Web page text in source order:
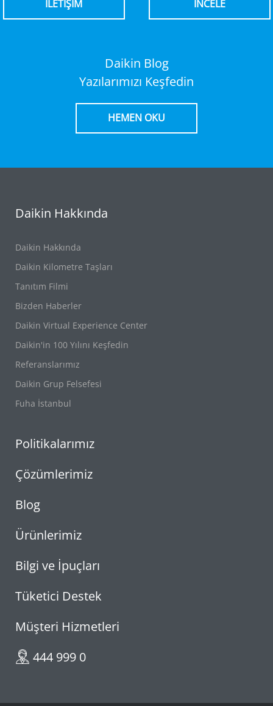
İLETİŞİM İNCELE
Daikin Blog
Yazılarımızı Keşfedin
HEMEN OKU
Daikin Hakkında
Daikin Hakkında
Daikin Kilometre Taşları
Tanıtım Filmi
Bizden Haberler
Daikin Virtual Experience Center
Daikin'in 100 Yılını Keşfedin
Referanslarımız
Daikin Grup Felsefesi
Fuha İstanbul
Politikalarımız
Çözümlerimiz
Blog
Ürünlerimiz
Bilgi ve İpuçları
Tüketici Destek
Müşteri Hizmetleri
444 999 0